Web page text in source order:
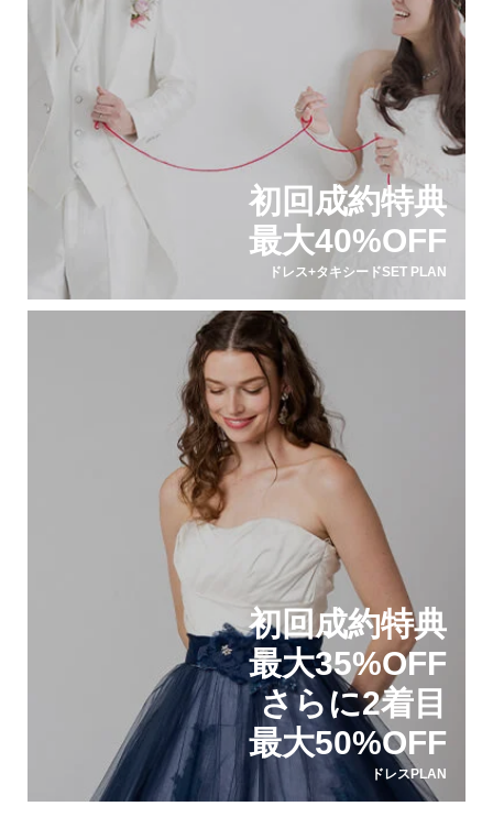
初回成約特典
最大40%OFF
ドレス+タキシードSET PLAN
初回成約特典
最大35%OFF
さらに2着目
最大50%OFF
ドレスPLAN